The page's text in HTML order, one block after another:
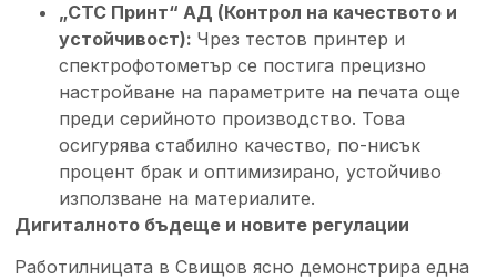
„СТС Принт“ АД (Контрол на качеството и
устойчивост): Чрез тестов принтер и
спектрофотометър се постига прецизно
настройване на параметрите на печата още
преди серийното производство. Това
осигурява стабилно качество, по-нисък
процент брак и оптимизирано, устойчиво
използване на материалите.
Дигиталното бъдеще и новите регулации
Работилницата в Свищов ясно демонстрира една